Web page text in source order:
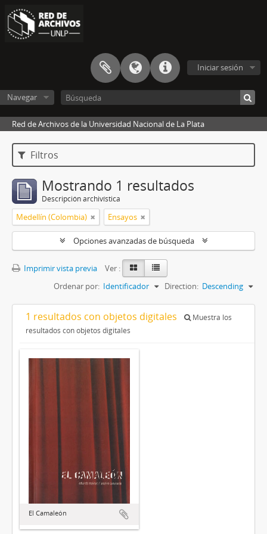
Iniciar sesión
Navegar
Red de Archivos de la Universidad Nacional de La Plata
Filtros
Mostrando 1 resultados
Descripción archivística
Medellín (Colombia) Ensayos
Opciones avanzadas de búsqueda
Imprimir vista previa
Ver :
Ordenar por: Identificador Direction: Descending
1 resultados con objetos digitales
Muestra los
resultados con objetos digitales
El Camaleón